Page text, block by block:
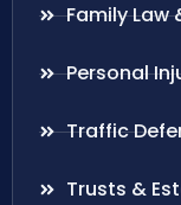
Family Law
Personal
Traffic
Trusts &